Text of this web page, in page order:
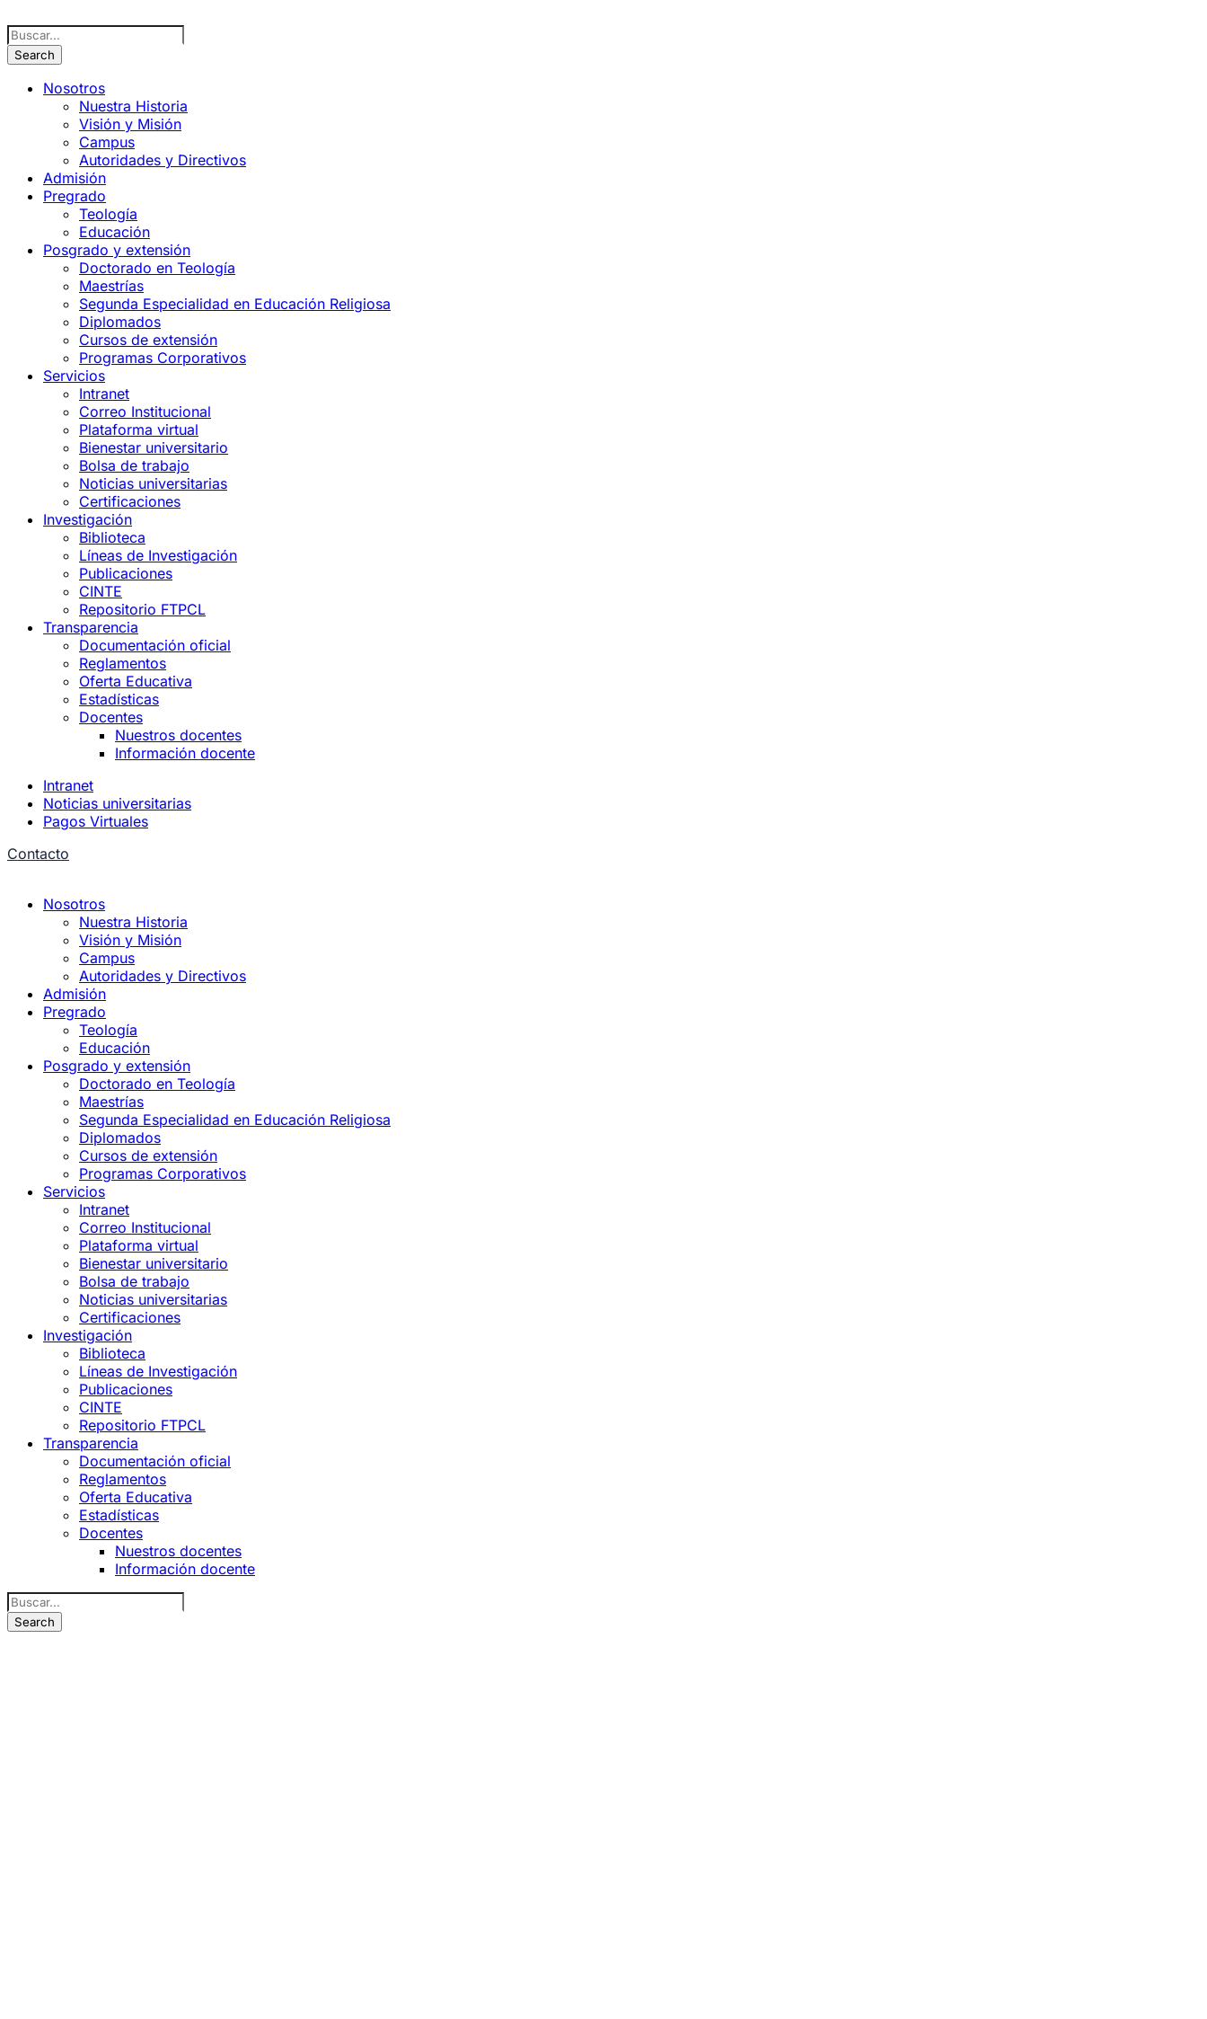
Nosotros
Nuestra Historia
Visión y Misión
Campus
Autoridades y Directivos
Admisión
Pregrado
Teología
Educación
Posgrado y extensión
Doctorado en Teología
Maestrías
Segunda Especialidad en Educación Religiosa
Diplomados
Cursos de extensión
Programas Corporativos
Servicios
Intranet
Correo Institucional
Plataforma virtual
Bienestar universitario
Bolsa de trabajo
Noticias universitarias
Certificaciones
Investigación
Biblioteca
Líneas de Investigación
Publicaciones
CINTE
Repositorio FTPCL
Transparencia
Documentación oficial
Reglamentos
Oferta Educativa
Estadísticas
Docentes
Nuestros docentes
Información docente
Intranet
Noticias universitarias
Pagos Virtuales
Contacto
Nosotros
Nuestra Historia
Visión y Misión
Campus
Autoridades y Directivos
Admisión
Pregrado
Teología
Educación
Posgrado y extensión
Doctorado en Teología
Maestrías
Segunda Especialidad en Educación Religiosa
Diplomados
Cursos de extensión
Programas Corporativos
Servicios
Intranet
Correo Institucional
Plataforma virtual
Bienestar universitario
Bolsa de trabajo
Noticias universitarias
Certificaciones
Investigación
Biblioteca
Líneas de Investigación
Publicaciones
CINTE
Repositorio FTPCL
Transparencia
Documentación oficial
Reglamentos
Oferta Educativa
Estadísticas
Docentes
Nuestros docentes
Información docente